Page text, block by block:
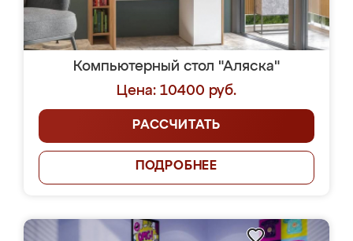
Компьютерный стол "Аляска"
Цена: 10400 руб.
РАССЧИТАТЬ
ПОДРОБНЕЕ